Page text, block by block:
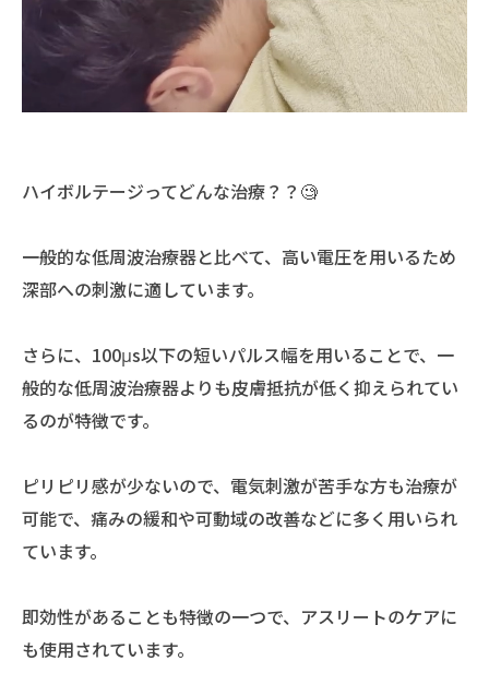
ハイボルテージってどんな治療？？🧐
一般的な低周波治療器と比べて、高い電圧を用いるため
深部への刺激に適しています。
さらに、100μs以下の短いパルス幅を用いることで、一
般的な低周波治療器よりも皮膚抵抗が低く抑えられてい
るのが特徴です。
ピリピリ感が少ないので、電気刺激が苦手な方も治療が
可能で、痛みの緩和や可動域の改善などに多く用いられ
ています。
即効性があることも特徴の一つで、アスリートのケアに
も使用されています。